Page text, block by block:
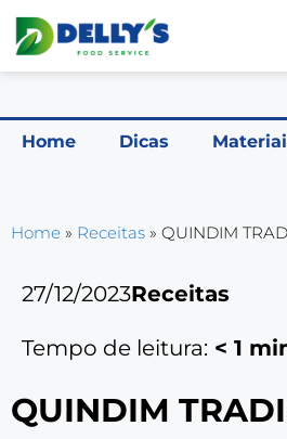
Home Dicas
Home » Receitas » QUINDIM
27/12/2023Receitas
Tempo de leitura: < 1
QUINDIM